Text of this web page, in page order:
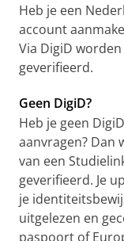
Heb je een
account
Via DigiD
geverifieerd.
Geen DigiD?
Heb je geen
aanvragen? Dan
van een
geverifieerd. Je
je
uitgelezen en
paspoort of